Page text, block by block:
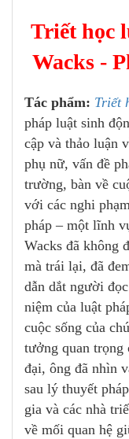
Triết học
Wacks -
Tác phẩm: Triết
pháp luật sinh
cập và thảo luận
phụ nữ, vấn đề
trường, bàn về
với các nghi
pháp – một lĩnh
Wacks đã không
mà trái lại, đã
dẫn dắt người
niệm của luật
cuộc sống của
tưởng quan
đại, ông đã nhìn
sau lý thuyết
gia và các nhà
về mối quan hệ